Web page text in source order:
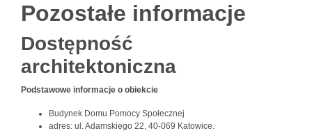
Pozostałe informacje
Dostępność
architektoniczna
Podstawowe informacje o obiekcie
Budynek Domu Pomocy Społecznej
adres: ul. Adamskiego 22, 40-069 Katowice.